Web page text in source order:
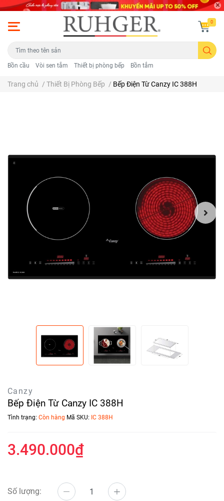
Bồn cầu Vòi sen tắm Thiết bị phòng bếp Bồn tắm
0
Trang chủ / Thiết Bị Phòng Bếp / Bếp Điện Từ Canzy IC 388H
Canzy
Bếp Điện Từ Canzy IC 388H
Tình trạng: Còn hàng Mã SKU: IC 388H
3.490.000₫
Số lượng: